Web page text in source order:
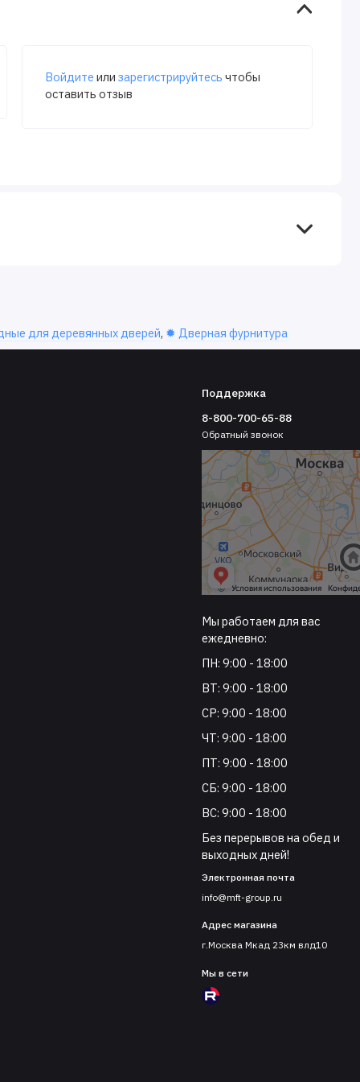
Войдите или зарегистрируйтесь чтобы
оставить отзыв
для деревянных дверей, ✹ Дверная фурнитура
Поддержка
8-800-700-65-88
Обратный звонок
Мы работаем для вас
ежедневно:
ПН: 9:00 - 18:00
ВТ: 9:00 - 18:00
СР: 9:00 - 18:00
ЧТ: 9:00 - 18:00
ПТ: 9:00 - 18:00
СБ: 9:00 - 18:00
ВС: 9:00 - 18:00
Без перерывов на обед и
выходных дней!
Электронная почта
info@mft-group.ru
Адрес магазина
г.Москва Мкад 23км влд10
Мы в сети